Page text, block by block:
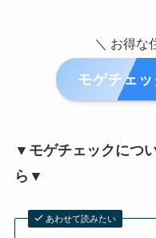
＼ お得な
モゲチェ
▼モゲチェックにつ
ら▼
あわせて読みたい